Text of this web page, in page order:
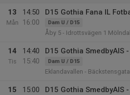
13
Mån
14:50
16:00
D15 Gothia Fana IL
Dam U / D15
Åby 5 - Idrottsvägen 1 Mölndal
14
Tis
14:40
15:40
D15 Gothia SmedbyAIS
Dam U / D15
Eklandavallen -
15
15:00
D15 Gothia SmedbyAIS -